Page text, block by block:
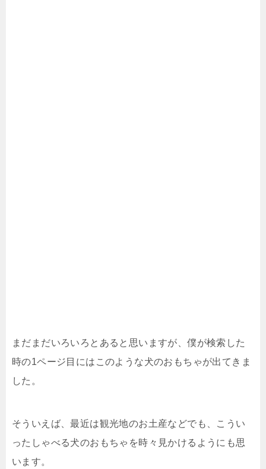
まだまだいろいろとあると思いますが、僕が検索した
時の1ページ目にはこのような犬のおもちゃが出てきま
した。
そういえば、最近は観光地のお土産などでも、こうい
ったしゃべる犬のおもちゃを時々見かけるようにも思
います。